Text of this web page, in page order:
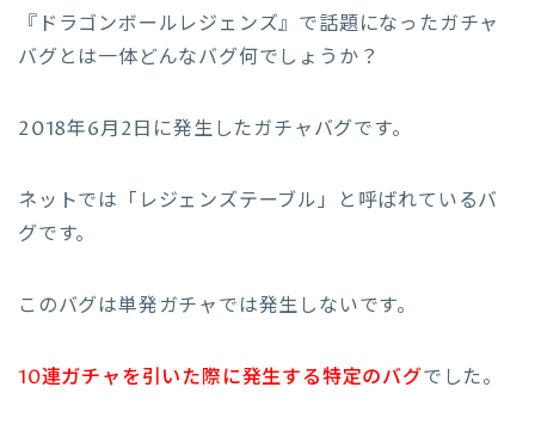
『ドラゴンボールレジェンズ』で話題になったガチャ
バグとは一体どんなバグ何でしょうか？
2018年6月2日に発生したガチャバグです。
ネットでは「レジェンズテーブル」と呼ばれているバ
グです。
このバグは単発ガチャでは発生しないです。
10連ガチャを引いた際に発生する特定のバグでした。